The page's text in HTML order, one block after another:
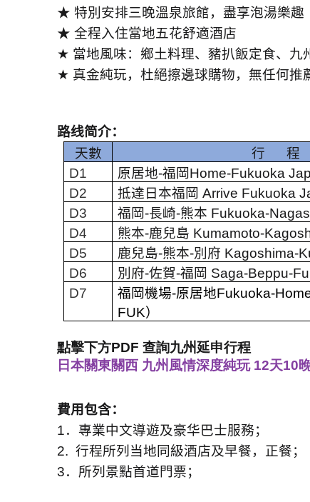
★ 特別安排三晚溫泉旅館，盡享泡湯樂趣
★ 全程入住當地五花舒適酒店
★ 當地風味：鄉土料理、豬扒飯定食、九
★ 真金純玩，杜絕擦邊球購物，無任何推
路线简介：
天數
行 程
D1
原居地-福岡Home-Fukuoka
D2
抵達日本福岡 Arrive Fukuoka
D3
福岡-長崎-熊本 Fukuoka-
D4
熊本-鹿兒島 Kumamoto-
D5
鹿兒島-熊本-別府 Kagoshima-
D6
別府-佐賀-福岡 Saga-Beppu-
D7
福岡機場-原居地Fukuoka-
FUK）
點擊下方PDF 查詢九州延申行程
日本關東關西 九州風情深度純玩 12天10
費用包含：
1．專業中文導遊及豪华巴士服務；
2. 行程所列当地同級酒店及早餐，正餐；
3．所列景點首道門票；